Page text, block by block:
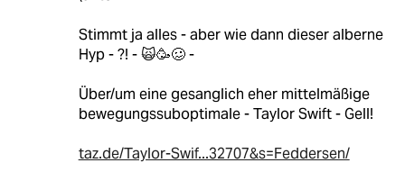
Stimmt ja alles - aber wie dann dieser alberne
Hyp - ?! - 🙀🥳🥴 -
Über/um eine gesanglich eher mittelmäßige
bewegungssuboptimale - Taylor Swift - Gell!
taz.de/Taylor-Swif...32707&s=Feddersen/